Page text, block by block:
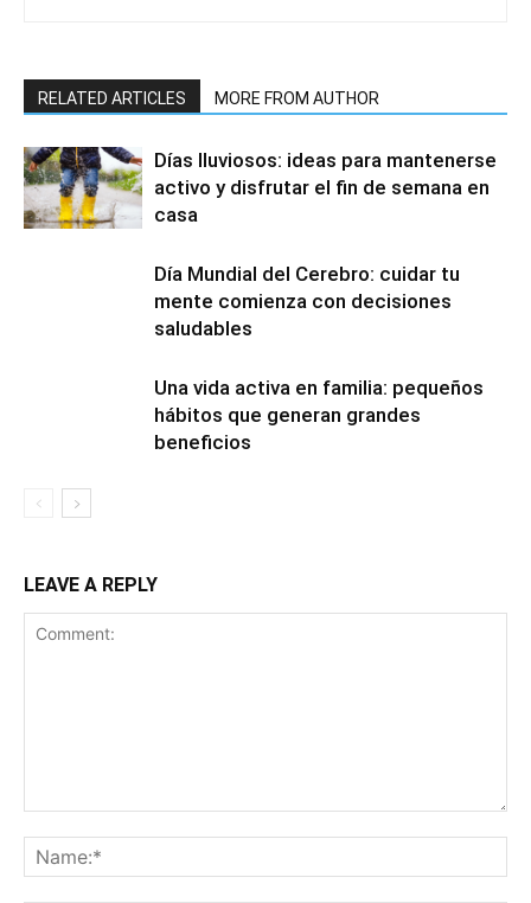
RELATED ARTICLES MORE FROM AUTHOR
Días lluviosos: ideas para mantenerse
activo y disfrutar el fin de semana en
casa
Día Mundial del Cerebro: cuidar tu
mente comienza con decisiones
saludables
Una vida activa en familia: pequeños
hábitos que generan grandes
beneficios
LEAVE A REPLY